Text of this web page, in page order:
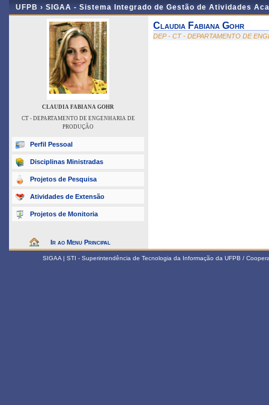
UFPB › SIGAA - Sistema Integrado de Gestão de Atividades
CLAUDIA FABIANA GOHR
CT - DEPARTAMENTO DE ENGENHARIA DE
PRODUÇÃO
Perfil Pessoal
Disciplinas Ministradas
Projetos de Pesquisa
Atividades de Extensão
Projetos de Monitoria
Ir ao Menu Principal
Claudia Fabiana Gohr
DEP - CT - DEPARTAMENTO DE
SIGAA | STI - Superintendência de Tecnologia da Informação da UFPB /